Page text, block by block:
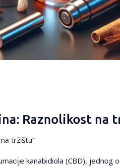
Raznolikost na
tržištu”
kanabidiola (CBD),